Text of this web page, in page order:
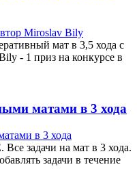
мат в 3,5 хода с
- 1 приз на конкурсе в
матами в 3 хода
задачи на мат в 3 хода.
задачи в течение